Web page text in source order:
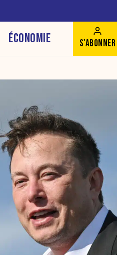
ÉCONOMIE S'ABONNER